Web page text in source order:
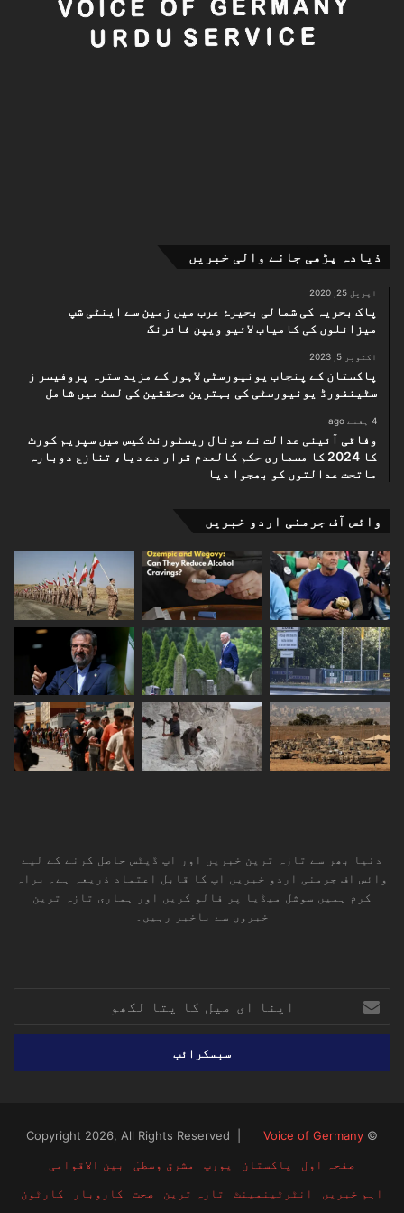
کے تناظر میں ماسکو یہ تاثر دینا چاہتا ہے کہ وہ
امریکہ کا تعمیری شراکت دار بن سکتا ہے اور اس طرح
Political News
Top Stories
urdunews
urduvog
vognews
ذیادہ پڑھی جانے والی خبریں
اپریل 25, 2020
پاک بحریہ کی شمالی بحیرۂ عرب میں زمین سے اینٹی شپ
میزائلوں کی کامیاب لائیو ویپن فائرنگ
اکتوبر 5, 2023
پاکستان کے پنجاب یونیورسٹی لاہور کے مزید سترہ پروفیسر ز
سٹینفورڈ یونیورسٹی کی بہترین محققین کی لسٹ میں شامل
4 ہفتے ago
وفاقی آئینی عدالت نے مونال ریسٹورنٹ کیس میں سپریم کورٹ
کا 2024 کا مسماری حکم کالعدم قرار دے دیا، تنازع دوبارہ
ماتحت عدالتوں کو بھجوا دیا
وائس آف جرمنی اردو خبریں
دنیا بھر سے تازہ ترین خبریں اور اپ ڈیٹس حاصل کرنے کے لیے
وائس آف جرمنی اردو خبریں آپ کا قابل اعتماد ذریعہ ہے۔ براہ
کرم ہمیں سوشل میڈیا پر فالو کریں اور ہماری تازہ ترین
خبروں سے باخبر رہیں۔
ای
میل
پتا
© Copyright 2026, All Rights Reserved |
Voice of Germany
صفحہ اول
پاکستان یورپ مشرق وسطیٰ
بین الاقوامی
اہم خبریں
انٹرٹینمینٹ تازہ ترین صحت کاروبار کارٹون